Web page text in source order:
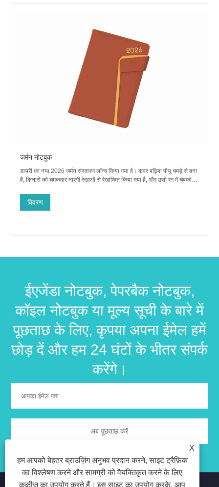
जर्मन नोटबुक
डायरी का नया 2026 जर्मन संस्करण लॉन्च किया गया है। कवर बढ़िया पीयू चमड़े से बना
है, किनारों को चमकदार नारंगी रेखाओं से रेखांकित किया गया है, और उसी रंग में चुंबकीय
विवरण
ईएजेंडा नोटबुक, पेपरबैक नोटबुक,
कॉइल नोटबुक या मूल्य सूची के बारे में
पूछताछ के लिए, कृपया अपना ईमेल हमें
छोड़ दें और हम 24 घंटों के भीतर संपर्क
करेंगे।
X
हम आपको बेहतर ब्राउज़िंग अनुभव प्रदान करने, साइट ट्रैफ़िक
का विश्लेषण करने और सामग्री को वैयक्तिकृत करने के लिए
कुकीज़ का उपयोग करते हैं। इस साइट का उपयोग करके, आप